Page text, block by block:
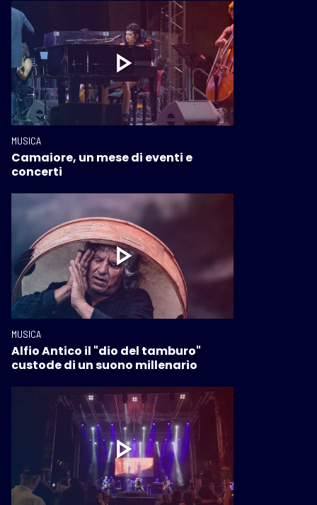
MUSICA
Camaiore, un mese di eventi e
concerti
MUSICA
Alfio Antico il "dio del tamburo"
custode di un suono millenario